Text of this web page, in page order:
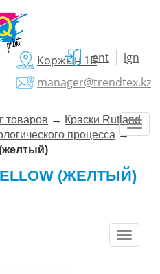
Коржын 1Б
manager@trendtex.kz
ent lgn
товаров → Краски Rutland
процесса →
(ЖЕЛТЫЙ)